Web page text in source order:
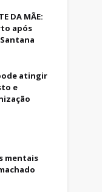
DA MÃE:
após
atingir
e
mentais